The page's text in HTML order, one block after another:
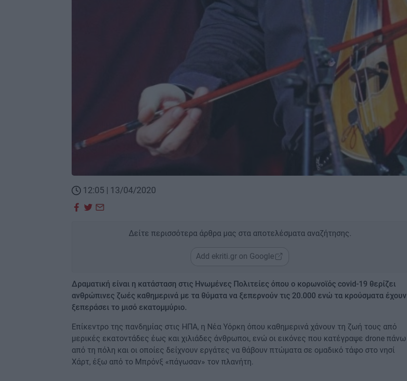
12:05 | 13/04/2020
Δείτε περισσότερα άρθρα μας στα αποτελέσματα αναζήτησης.
Add ekriti.gr on Google
Δραματική είναι η κατάσταση στις Ηνωμένες Πολιτείες όπου ο κορωνοϊός covid-19 θερίζει
ανθρώπινες ζωές καθημερινά με τα θύματα να ξεπερνούν τις 20.000 ενώ τα κρούσματα έχουν
ξεπεράσει το μισό εκατομμύριο.
Επίκεντρο της πανδημίας στις ΗΠΑ, η Νέα Υόρκη όπου καθημερινά χάνουν τη ζωή τους από
μερικές εκατοντάδες έως και χιλιάδες άνθρωποι, ενώ οι εικόνες που κατέγραψε drone πάνω
από τη πόλη και οι οποίες δείχνουν εργάτες να θάβουν πτώματα σε ομαδικό τάφο στο νησί
Χάρτ, έξω από το Μπρόνξ «πάγωσαν» τον πλανήτη.